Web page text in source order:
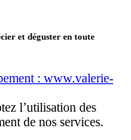
et déguster en toute
: www.valerie-
l’utilisation des
de nos services.